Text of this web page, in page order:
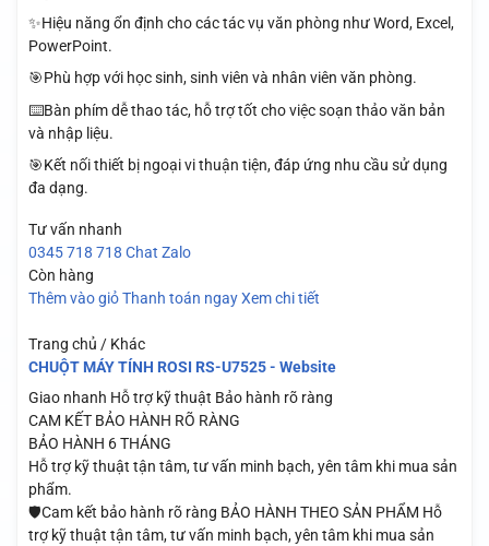
✨Hiệu năng ổn định cho các tác vụ văn phòng như Word, Excel,
PowerPoint.
🎯Phù hợp với học sinh, sinh viên và nhân viên văn phòng.
⌨️Bàn phím dễ thao tác, hỗ trợ tốt cho việc soạn thảo văn bản
và nhập liệu.
🎯Kết nối thiết bị ngoại vi thuận tiện, đáp ứng nhu cầu sử dụng
đa dạng.
Tư vấn nhanh
0345 718 718 Chat Zalo
Còn hàng
Thêm vào giỏ Thanh toán ngay Xem chi tiết
Trang chủ / Khác
CHUỘT MÁY TÍNH ROSI RS-U7525 - Website
Giao nhanh Hỗ trợ kỹ thuật Bảo hành rõ ràng
CAM KẾT BẢO HÀNH RÕ RÀNG
BẢO HÀNH 6 THÁNG
Hỗ trợ kỹ thuật tận tâm, tư vấn minh bạch, yên tâm khi mua sản
phẩm.
🛡️Cam kết bảo hành rõ ràng BẢO HÀNH THEO SẢN PHẨM Hỗ
trợ kỹ thuật tận tâm, tư vấn minh bạch, yên tâm khi mua sản